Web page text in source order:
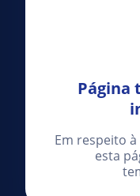
Página
Em respeito
esta